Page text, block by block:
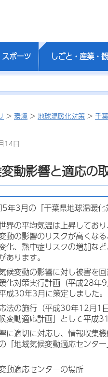
ポーツ しごと・産業・
> 環境 > 地球温暖化対策 > 千
14日
動影響と適応の
年3月の「千葉県地球温暖化
界の平均気温は上昇してお
動の影響のリスクが高くな
化、熱中症リスクの増加な
あります。
候変動の影響に対し被害を
化対策実行計画（平成28年
成30年3月に策定しました。
法の施行（平成30年12月1
変動適応計画」として平成
に適切に対応し、情報収集
「地域気候変動適応センタ
動適応センターの場所